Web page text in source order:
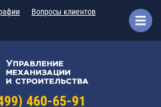
Вопросы клиентов
460-65-91